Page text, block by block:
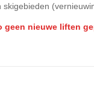
geen nieuwe liften